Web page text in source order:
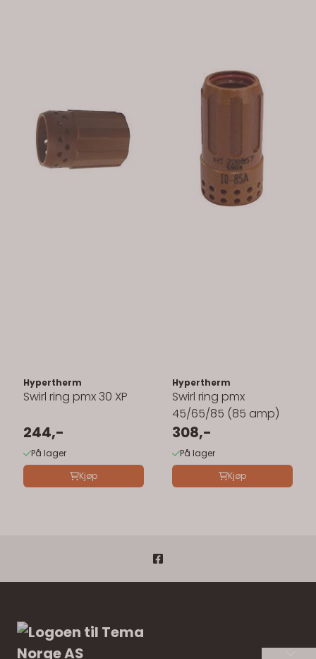
Hypertherm
Swirl ring pmx 30 XP
244,-
På lager
Kjøp
Hypertherm
Swirl ring pmx
45/65/85 (85 amp)
308,-
På lager
Kjøp